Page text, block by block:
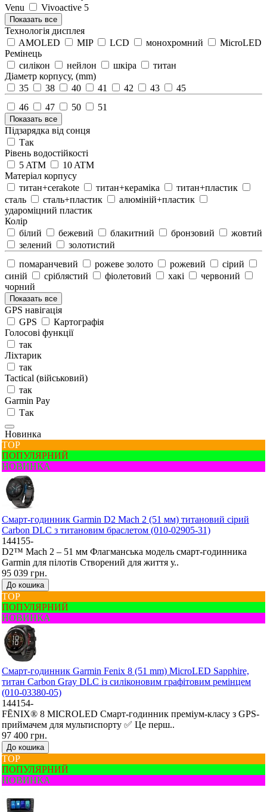
Venu
Vivoactive 5
Показать все
Технологія дисплея
AMOLED
MIP LCD монохромний
MicroLED
Ремінець
силікон
нейлон шкіра
титан
Діаметр корпусу, (mm)
35
38 40 41 42 43
45
46
47 50 51
Показать все
Підзарядка від сонця
Так
Рівень водостійкості
5 ATM
10 ATM
Матеріал корпусу
титан+cerakote
титан+кераміка
титан+пластик
сталь
сталь+пластик
алюміній+пластик
удароміцний пластик
Колір
білий
бежевий блакитний бронзовий
жовтий
зелений
золотистий
помаранчевий
рожеве золото рожевий
сірий
синій
сріблястий фіолетовий хакі
червоний
чорний
Показать все
GPS навігація
GPS
Картографія
Голосові функції
так
Ліхтарик
так
Tactical (військовий)
так
Garmin Pay
Так
Новинка
ТОР
ПОПУЛЯРНИЙ
НОВИНКА
Смарт-годинник Garmin D2 Mach 2 (51 мм) титановий сірий
Carbon DLC з титановим браслетом (010-02905-31)
144155-
D2™ Mach 2 – 51 мм Флагманська модель смарт-годинника
Garmin для пілотів Створений для життя у..
95 039 грн.
До кошика
ТОР
ПОПУЛЯРНИЙ
НОВИНКА
Смарт-годинник Garmin Fenix 8 (51 mm) MicroLED Sapphire,
титан Carbon Gray DLC із силіконовим графітовим ремінцем
(010-03380-05)
144154-
FĒNIX® 8 MICROLED Смарт-годинник преміум-класу з GPS-
приймачем для мультиспорту ✅ Це перш..
97 400 грн.
До кошика
ТОР
ПОПУЛЯРНИЙ
НОВИНКА